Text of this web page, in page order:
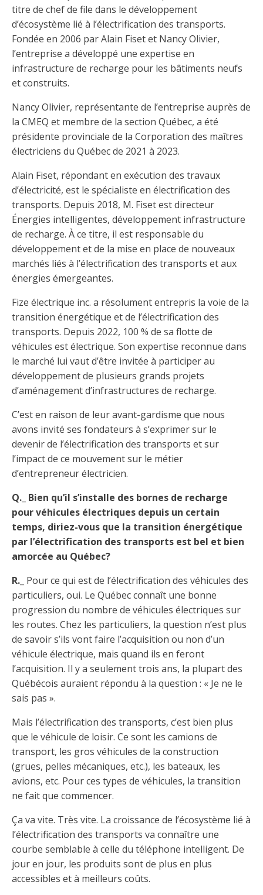
titre de chef de file dans le développement
d’écosystème lié à l’électrification des transports.
Fondée en 2006 par Alain Fiset et Nancy Olivier,
l’entreprise a développé une expertise en
infrastructure de recharge pour les bâtiments neufs
et construits.
Nancy Olivier, représentante de l’entreprise auprès de
la CMEQ et membre de la section Québec, a été
présidente provinciale de la Corporation des maîtres
électriciens du Québec de 2021 à 2023.
Alain Fiset, répondant en exécution des travaux
d’électricité, est le spécialiste en électrification des
transports. Depuis 2018, M. Fiset est directeur
Énergies intelligentes, développement infrastructure
de recharge. À ce titre, il est responsable du
développement et de la mise en place de nouveaux
marchés liés à l’électrification des transports et aux
énergies émergeantes.
Fize électrique inc. a résolument entrepris la voie de la
transition énergétique et de l’électrification des
transports. Depuis 2022, 100 % de sa flotte de
véhicules est électrique. Son expertise reconnue dans
le marché lui vaut d’être invitée à participer au
développement de plusieurs grands projets
d’aménagement d’infrastructures de recharge.
C’est en raison de leur avant-gardisme que nous
avons invité ses fondateurs à s’exprimer sur le
devenir de l’électrification des transports et sur
l’impact de ce mouvement sur le métier
d’entrepreneur électricien.
Q._ Bien qu’il s’installe des bornes de recharge
pour véhicules électriques depuis un certain
temps, diriez-vous que la transition énergétique
par l’électrification des transports est bel et bien
amorcée au Québec?
R._ Pour ce qui est de l’électrification des véhicules des
particuliers, oui. Le Québec connaît une bonne
progression du nombre de véhicules électriques sur
les routes. Chez les particuliers, la question n’est plus
de savoir s’ils vont faire l’acquisition ou non d’un
véhicule électrique, mais quand ils en feront
l’acquisition. Il y a seulement trois ans, la plupart des
Québécois auraient répondu à la question : « Je ne le
sais pas ».
Mais l’électrification des transports, c’est bien plus
que le véhicule de loisir. Ce sont les camions de
transport, les gros véhicules de la construction
(grues, pelles mécaniques, etc.), les bateaux, les
avions, etc. Pour ces types de véhicules, la transition
ne fait que commencer.
Ça va vite. Très vite. La croissance de l’écosystème lié à
l’électrification des transports va connaître une
courbe semblable à celle du téléphone intelligent. De
jour en jour, les produits sont de plus en plus
accessibles et à meilleurs coûts.